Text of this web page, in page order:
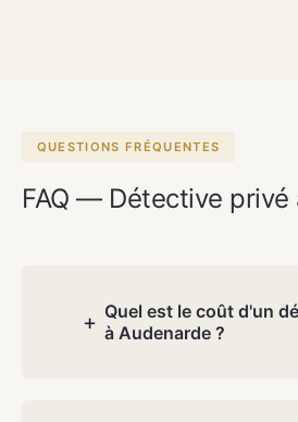
QUESTIONS FRÉQUENTES
FAQ — Détective privé
Quel est le coût d'un
à Audenarde ?
+